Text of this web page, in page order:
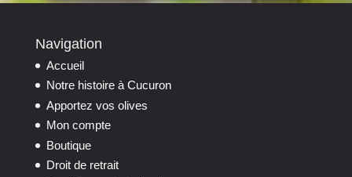
Navigation
Accueil
Notre histoire à Cucuron
Apportez vos olives
Mon compte
Boutique
Droit de retrait